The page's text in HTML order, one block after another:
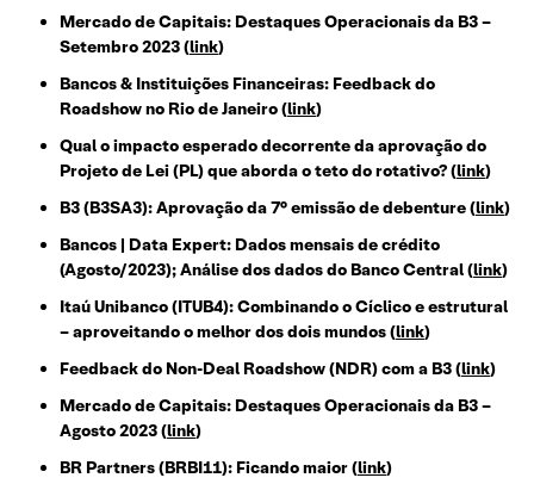
Mercado de Capitais: Destaques Operacionais da B3 –
Setembro 2023 (link)
Bancos & Instituições Financeiras: Feedback do
Roadshow no Rio de Janeiro (link)
Qual o impacto esperado decorrente da aprovação do
Projeto de Lei (PL) que aborda o teto do rotativo? (link)
B3 (B3SA3): Aprovação da 7° emissão de debenture (link)
Bancos | Data Expert: Dados mensais de crédito
(Agosto/2023); Análise dos dados do Banco Central (link)
Itaú Unibanco (ITUB4): Combinando o Cíclico e estrutural
– aproveitando o melhor dos dois mundos (link)
Feedback do Non-Deal Roadshow (NDR) com a B3 (link)
Mercado de Capitais: Destaques Operacionais da B3 –
Agosto 2023 (link)
BR Partners (BRBI11): Ficando maior (link)